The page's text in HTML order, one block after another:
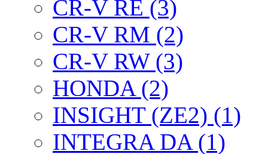
CR-V RE (3)
CR-V RM (2)
CR-V RW (3)
HONDA (2)
INSIGHT (ZE2) (1)
INTEGRA DA (1)